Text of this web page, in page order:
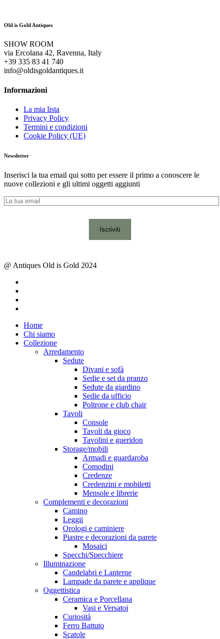
Old is Gold Antiques
SHOW ROOM
via Ercolana 42, Ravenna, Italy
+39 335 83 41 740
info@oldisgoldantiques.it
Informazioni
La mia lista
Privacy Policy
Termini e condizioni
Cookie Policy (UE)
Newsletter
Inserisci la tua email qui sotto per essere il primo a conoscere le
nuove collezioni e gli ultimi oggetti aggiunti
@ Antiques Old is Gold 2024
Close
Menu
Home
Chi siamo
Collezione
Arredamento
Sedute
Divani e sofà
Sedie e set da pranzo
Sedute da giardino
Sedie da ufficio
Poltrone e club chair
Tavoli
Console
Tavoli da gioco
Tavolini e gueridon
Storage/mobili
Armadi e guardaroba
Comodini
Credenze
Credenzini e mobiletti
Mensole e librerie
Complementi e decorazioni
Camino
Leggii
Orologi e caminiere
Piastre e decorazioni da parete
Mosaici
Specchi/Specchiere
Illuminazione
Candelabri e Lanterne
Lampade da parete e applique
Oggettistica
Ceramica e Porcellana
Vasi e Versatoi
Curiosità
Ferro Battuto
Scatole